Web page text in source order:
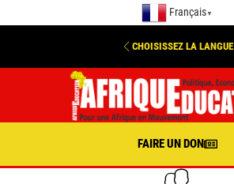
Français ▼
CHOISISSEZ LA LANGUE
FAIRE UN DON